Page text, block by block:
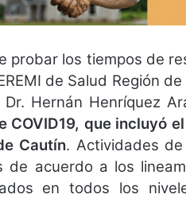
probar los tiempos de
de Salud Región
Hernán Henríquez
COVID19, que incluyó
Cautín. Actividades
de acuerdo a los
en todos los